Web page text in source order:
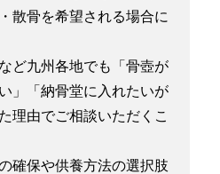
散骨を希望される場合に
ど九州各地でも「骨壺が
」「納骨堂に入れたいが
理由でご相談いただくこ
確保や供養方法の選択肢